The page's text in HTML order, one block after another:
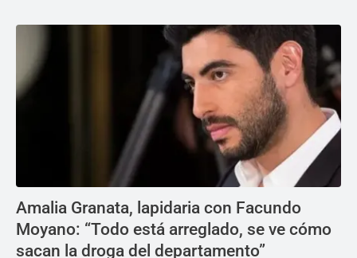
Amalia Granata, lapidaria con Facundo
Moyano: “Todo está arreglado, se ve cómo
sacan la droga del departamento”